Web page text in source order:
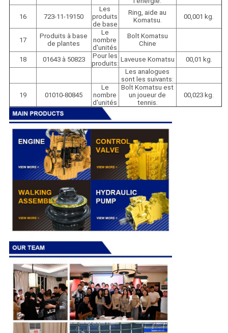
16 723-11-19150
Les
produits
de base
Ring, aide au
Komatsu.
00,001 kg.
17
Produits à base
de plantes
Le
nombre
d'unités
Bolt Komatsu
Chine
18 01643 à 50823
Pour les
produits:
Laveuse Komatsu
00,01 kg.
Les analogues
sont les suivants:
19 01010-80845
Le
nombre
d'unités
Bolt Komatsu est
un joueur de
tennis.
00,023 kg.